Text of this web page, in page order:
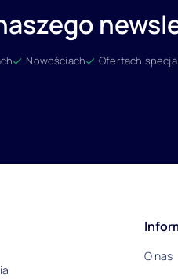
Nowościach Ofertach
i
O nas